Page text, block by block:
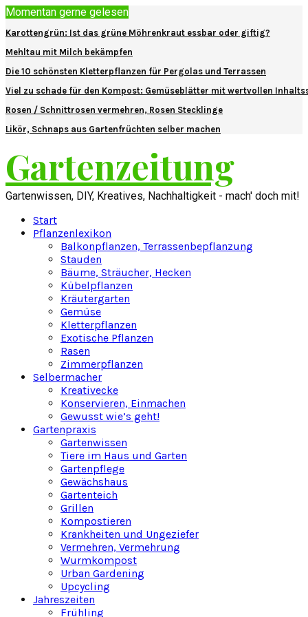
Momentan gerne gelesen
Karottengrün: Ist das grüne Möhrenkraut essbar oder giftig?
Mehltau mit Milch bekämpfen
Die 10 schönsten Kletterpflanzen für Pergolas und Terrassen
Viel zu schade für den Kompost: Gemüseblätter mit wertvollen
Rosen / Schnittrosen vermehren, Rosen Stecklinge
Likör, Schnaps aus Gartenfrüchten selber machen
Gartenzeitung
Gartenwissen, DIY, Kreatives, Nachhaltigkeit - mach' doch mit!
Start
Pflanzenlexikon
Balkonpflanzen, Terrassenbepflanzung
Stauden
Bäume, Sträucher, Hecken
Kübelpflanzen
Kräutergarten
Gemüse
Kletterpflanzen
Exotische Pflanzen
Rasen
Zimmerpflanzen
Selbermacher
Kreativecke
Konservieren, Einmachen
Gewusst wie’s geht!
Gartenpraxis
Gartenwissen
Tiere im Haus und Garten
Gartenpflege
Gewächshaus
Gartenteich
Grillen
Kompostieren
Krankheiten und Ungeziefer
Vermehren, Vermehrung
Wurmkompost
Urban Gardening
Upcycling
Jahreszeiten
Frühling